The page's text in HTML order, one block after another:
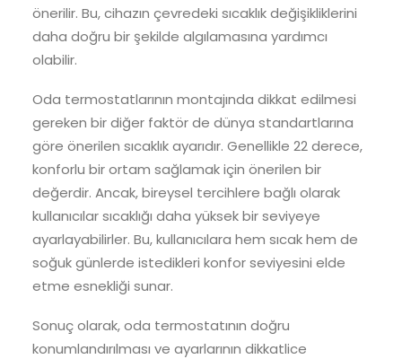
önerilir. Bu, cihazın çevredeki sıcaklık değişikliklerini
daha doğru bir şekilde algılamasına yardımcı
olabilir.
Oda termostatlarının montajında dikkat edilmesi
gereken bir diğer faktör de dünya standartlarına
göre önerilen sıcaklık ayarıdır. Genellikle 22 derece,
konforlu bir ortam sağlamak için önerilen bir
değerdir. Ancak, bireysel tercihlere bağlı olarak
kullanıcılar sıcaklığı daha yüksek bir seviyeye
ayarlayabilirler. Bu, kullanıcılara hem sıcak hem de
soğuk günlerde istedikleri konfor seviyesini elde
etme esnekliği sunar.
Sonuç olarak, oda termostatının doğru
konumlandırılması ve ayarlarının dikkatlice